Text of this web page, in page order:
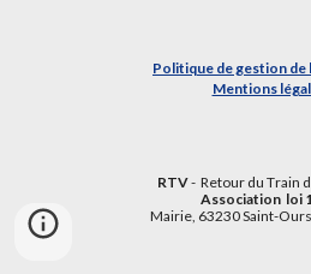
Politique de gestion de
Mentions
RTV- Retour du Train
Association loi
Mairie, 63230 Saint-